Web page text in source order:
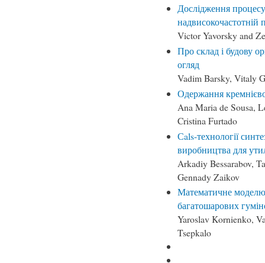
Дослідження
надвисокочастотній
Victor Yavorsky and
Про склад і будову
огляд
Vadim Barsky, Vitaly
Одержання
Ana Maria de Sousa,
Cristina Furtado
Сals-технології
виробництва для
Arkadiy Bessarabov,
Gennady Zaikov
Математичне
багатошарових
Yaroslav Kornienko,
Tsepkalo